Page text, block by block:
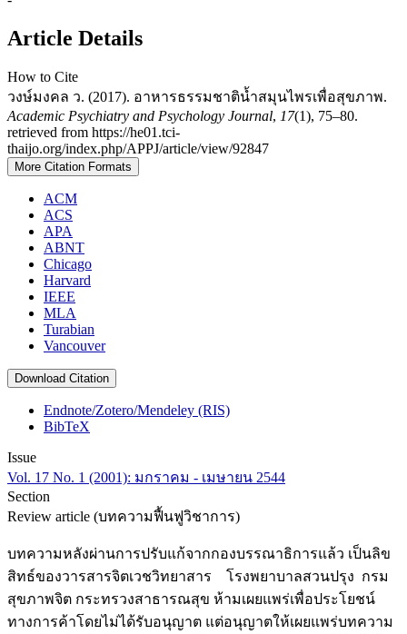
Article Details
How to Cite
วงษ์มงคล ว. (2017). อาหารธรรมชาติน้ำสมุนไพรเพื่อสุขภาพ.
Academic Psychiatry and Psychology Journal, 17(1), 75–80.
retrieved from https://he01.tci-
thaijo.org/index.php/APPJ/article/view/92847
More Citation Formats
ACM
ACS
APA
ABNT
Chicago
Harvard
IEEE
MLA
Turabian
Vancouver
Download Citation
Endnote/Zotero/Mendeley (RIS)
BibTeX
Issue
Vol. 17 No. 1 (2001): มกราคม - เมษายน 2544
Section
Review article (บทความฟื้นฟูวิชาการ)
บทความหลังผ่านการปรับแก้จากกองบรรณาธิการแล้ว เป็นลิข
สิทธ์ของวารสารจิตเวชวิทยาสาร โรงพยาบาลสวนปรุง กรม
สุขภาพจิต กระทรวงสาธารณสุข ห้ามเผยแพร่เพื่อประโยชน์
ทางการค้าโดยไม่ได้รับอนุญาต แต่อนุญาตให้เผยแพร่บทความ